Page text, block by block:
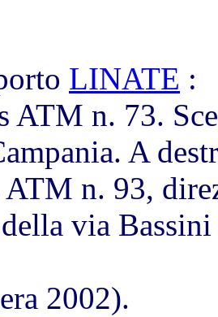
LINATE :
n. 73.
A
n. 93,
via
2002).